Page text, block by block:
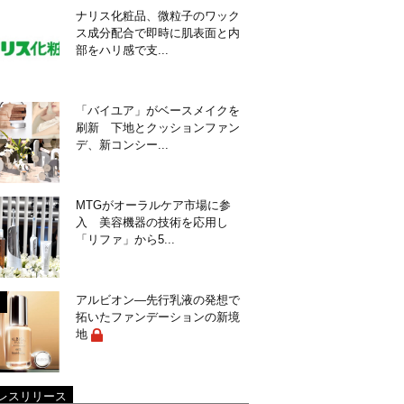
ナリス化粧品、微粒子のワック
ス成分配合で即時に肌表面と内
部をハリ感で支...
「バイユア」がベースメイクを
刷新 下地とクッションファン
デ、新コンシー...
MTGがオーラルケア市場に参
入 美容機器の技術を応用し
「リファ」から5...
アルビオン―先行乳液の発想で
拓いたファンデーションの新境
地
スリリース